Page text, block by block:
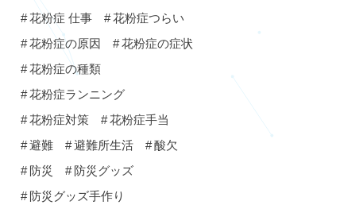
花粉症 仕事
花粉症つらい
花粉症の原因
花粉症の症状
花粉症の種類
花粉症ランニング
花粉症対策
花粉症手当
避難
避難所生活
酸欠
防災
防災グッズ
防災グッズ手作り